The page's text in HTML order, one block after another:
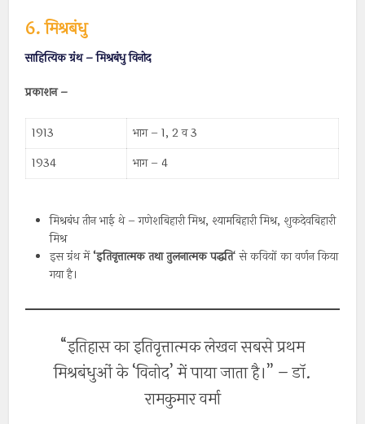
6. मिश्रबंधु
साहित्यिक ग्रंथ – मिश्रबंधु विनोद
प्रकाशन –
1913
भाग – 1, 2 व 3
1934
भाग – 4
मिश्रबंध तीन भाई थे – गणेशबिहारी मिश्र, श्यामबिहारी मिश्र, शुकदेवबिहारी
मिश्र
इस ग्रंथ में‘इतिवृत्तात्मकतथातुलनात्मकपद्धति‘ से कवियों का वर्णन किया
गया है।
“इतिहास का इतिवृत्तात्मक लेखन सबसे प्रथम
मिश्रबंधुओं के ‘विनोद’ में पाया जाता है।” – डॉ.
रामकुमार वर्मा